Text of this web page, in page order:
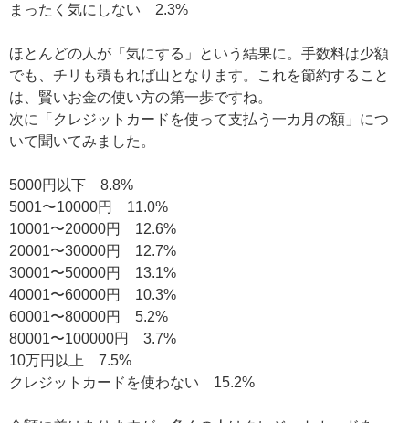
まったく気にしない 2.3%
ほとんどの人が「気にする」という結果に。手数料は少額
でも、チリも積もれば山となります。これを節約すること
は、賢いお金の使い方の第一歩ですね。
次に「クレジットカードを使って支払う一カ月の額」につ
いて聞いてみました。
5000円以下 8.8%
5001〜10000円 11.0%
10001〜20000円 12.6%
20001〜30000円 12.7%
30001〜50000円 13.1%
40001〜60000円 10.3%
60001〜80000円 5.2%
80001〜100000円 3.7%
10万円以上 7.5%
クレジットカードを使わない 15.2%